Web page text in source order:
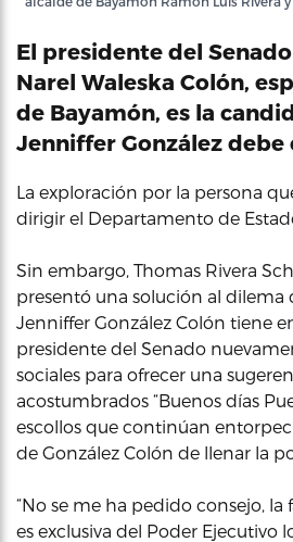
El presidente del
Narel Waleska Colón,
de Bayamón, es la
Jenniffer González debe
La exploración por la persona
dirigir el Departamento de
Sin embargo, Thomas Rivera
presentó una solución al dilema
Jenniffer González Colón tiene
presidente del Senado
sociales para ofrecer una
acostumbrados “Buenos días
escollos que continúan
de González Colón de llenar la
“No se me ha pedido consejo,
es exclusiva del Poder Ejecutivo